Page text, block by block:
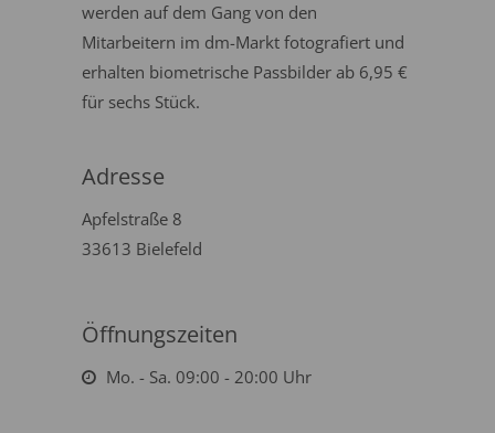
werden auf dem Gang von den
Mitarbeitern im dm-Markt fotografiert und
erhalten biometrische Passbilder ab 6,95 €
für sechs Stück.
Adresse
Apfelstraße 8
33613 Bielefeld
Öffnungszeiten
Mo. - Sa. 09:00 - 20:00 Uhr